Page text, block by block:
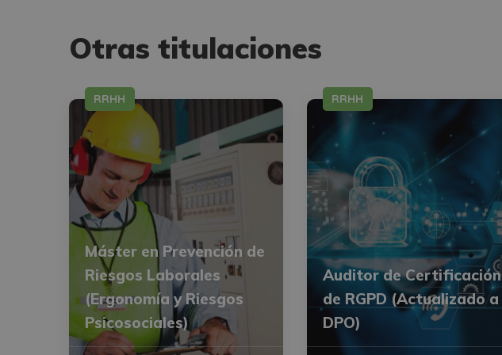
Otras titulaciones
RRHH
Máster en Prevención de
Riesgos Laborales
(Ergonomía y Riesgos
Psicosociales)
RRHH
Auditor de Certificación
de RGPD (Actualizado a
DPO)